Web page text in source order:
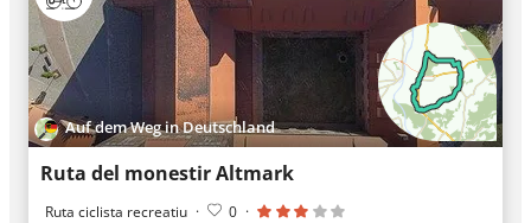
Auf dem Weg in Deutschland
Ruta del monestir Altmark
Ruta ciclista recreatiu · 0 ·